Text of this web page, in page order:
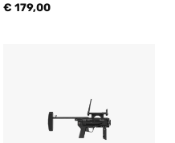
€ 179,00